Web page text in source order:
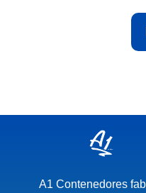
A1 Contenedores